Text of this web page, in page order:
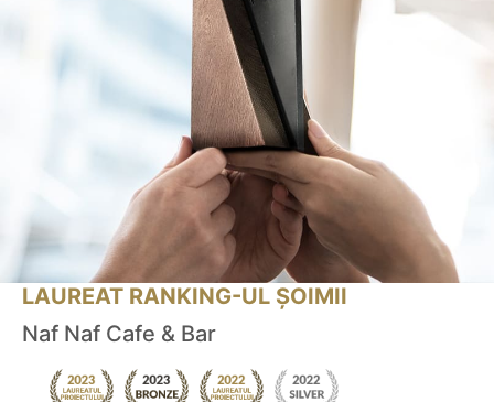
LAUREAT RANKING-UL ȘOIMII
Naf Naf Cafe & Bar